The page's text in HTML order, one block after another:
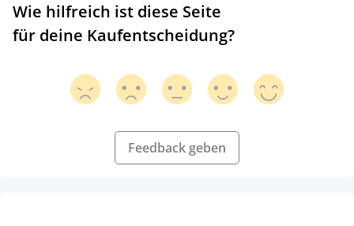
Wie hilfreich ist diese Seite
für deine Kaufentscheidung?
Feedback geben